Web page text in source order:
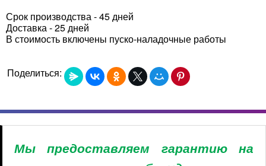
Срок производства - 45 дней
Доставка - 25 дней
В стоимость включены пуско-наладочные работы
Поделиться:
Мы предоставляем гарантию на